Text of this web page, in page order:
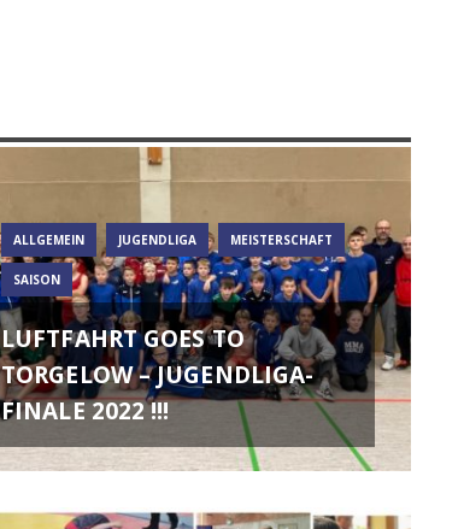
ALLGEMEIN JUGENDLIGA MEISTERSCHAFT
SAISON
LUFTFAHRT GOES TO
TORGELOW – JUGENDLIGA-
FINALE 2022 !!!